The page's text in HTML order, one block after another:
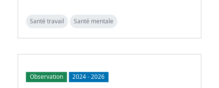
Santé travail Santé mentale
Observation 2024-2026